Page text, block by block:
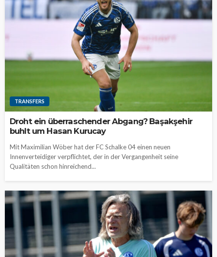
TRANSFERS
Droht ein überraschender Abgang? Başakşehir
buhlt um Hasan Kurucay
Mit Maximilian Wöber hat der FC Schalke 04 einen neuen
Innenverteidiger verpflichtet, der in der Vergangenheit seine
Qualitäten schon hinreichend...